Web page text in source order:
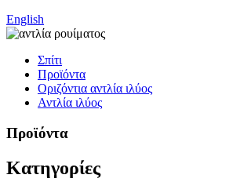
English
Σπίτι
Προϊόντα
Οριζόντια αντλία ιλύος
Αντλία ιλύος
Προϊόντα
Κατηγορίες